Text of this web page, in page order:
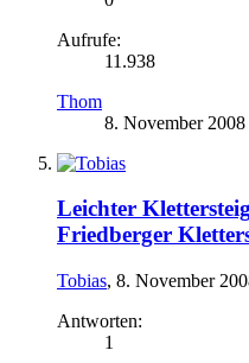
Aufrufe:
11.938
Thom
8. November 2008
Leichter
Friedberger
Tobias, 8. November
Antworten:
1